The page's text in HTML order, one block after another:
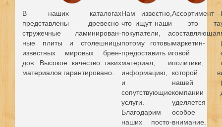
В наших каталогах
представлены древесно-
стружечные ламинирован-
ные плиты и столешницы
известных мировых брен-
дов. Высокое качество таких
материалов гарантировано.
Нам известно,
что ищут наши
покупатели, а
потому готовы
предоставить и
материал, и
информацию,
и
сопутствующие
услуги.
Благодарим
наших посто-
Ассортимент –
это та
составляющая
маркетин-
говой
политики,
которой в
нашей
компании
уделяется
особое
внимание.